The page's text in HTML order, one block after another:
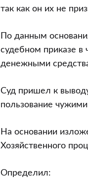
так как он их не
По данным
судебном приказе в
денежными
Суд пришел к
пользование
На основании
Хозяйственного
Определил: